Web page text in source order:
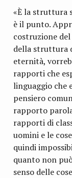
«È la struttura
è il punto.
costruzione
della struttura
eternità,
rapporti che
linguaggio che
pensiero
rapporto
rapporti di
uomini e le
quindi
quanto non
senso delle